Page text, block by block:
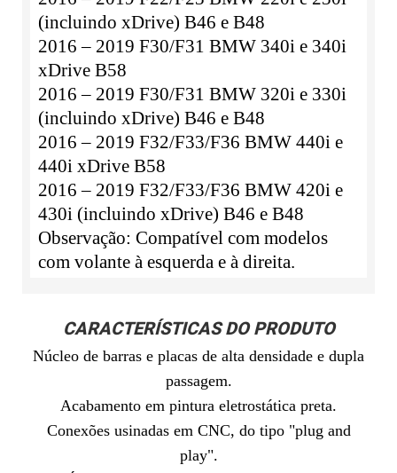
(incluindo xDrive) B46 e B48
2016 – 2019 F30/F31 BMW 340i e 340i
xDrive B58
2016 – 2019 F30/F31 BMW 320i e 330i
(incluindo xDrive) B46 e B48
2016 – 2019 F32/F33/F36 BMW 440i e
440i xDrive B58
2016 – 2019 F32/F33/F36 BMW 420i e
430i (incluindo xDrive) B46 e B48
Observação: Compatível com modelos
com volante à esquerda e à direita.
CARACTERÍSTICAS DO PRODUTO
Núcleo de barras e placas de alta densidade e dupla
passagem.
Acabamento em pintura eletrostática preta.
Conexões usinadas em CNC, do tipo "plug and
play".